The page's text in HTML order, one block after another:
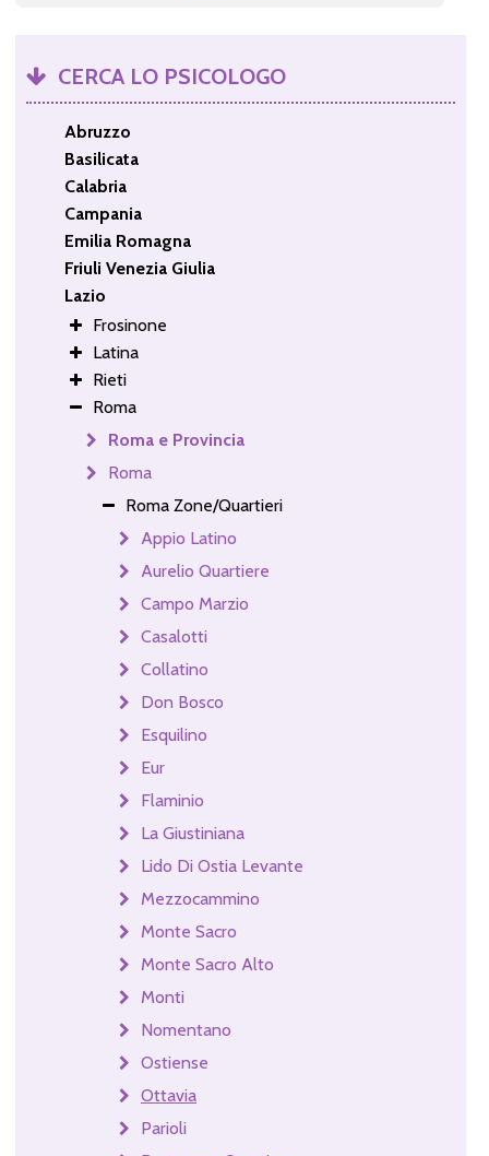
CERCA LO PSICOLOGO
Abruzzo
Basilicata
Calabria
Campania
Emilia Romagna
Friuli Venezia Giulia
Lazio
Frosinone
Latina
Rieti
Roma
Roma e Provincia
Roma
Roma Zone/Quartieri
Appio Latino
Aurelio Quartiere
Campo Marzio
Casalotti
Collatino
Don Bosco
Esquilino
Eur
Flaminio
La Giustiniana
Lido Di Ostia Levante
Mezzocammino
Monte Sacro
Monte Sacro Alto
Monti
Nomentano
Ostiense
Ottavia
Parioli